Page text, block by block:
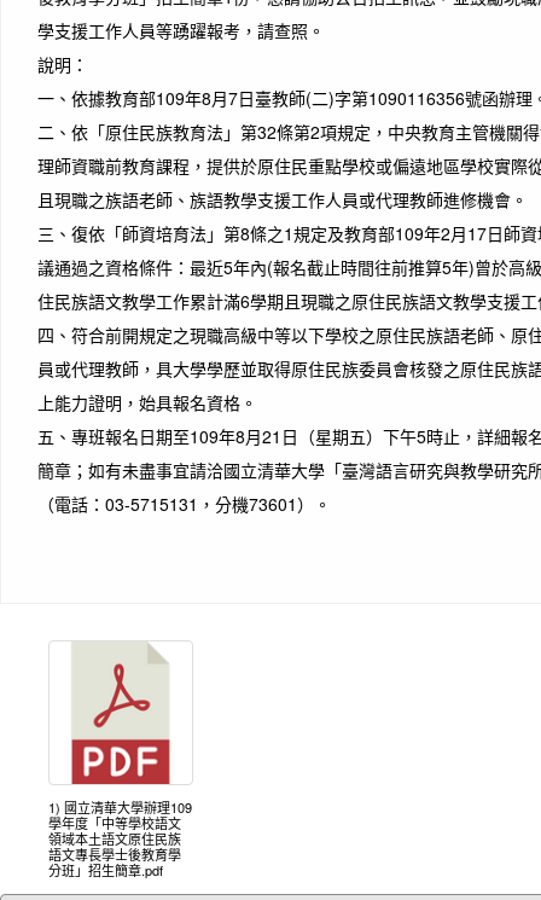
學支援工作人員等踴躍報考，請查照。
說明：
一、依據教育部109年8月7日臺教師(二)字第1090116356號函辦理
二、依「原住民族教育法」第32條第2項規定，中央教育主管機關
理師資職前教育課程，提供於原住民重點學校或偏遠地區學校實際
且現職之族語老師、族語教學支援工作人員或代理教師進修機會。
三、復依「師資培育法」第8條之1規定及教育部109年2月17日師
議通過之資格條件：最近5年內(報名截止時間往前推算5年)曾於高
住民族語文教學工作累計滿6學期且現職之原住民族語文教學支援
四、符合前開規定之現職高級中等以下學校之原住民族語老師、原
員或代理教師，具大學學歷並取得原住民族委員會核發之原住民族
上能力證明，始具報名資格。
五、專班報名日期至109年8月21日（星期五）下午5時止，詳細報
簡章；如有未盡事宜請洽國立清華大學「臺灣語言研究與教學研究
（電話：03-5715131，分機73601）。
1) 國立清華大學辦理109
學年度「中等學校語文
領域本土語文原住民族
語文專長學士後教育學
分班」招生簡章.pdf